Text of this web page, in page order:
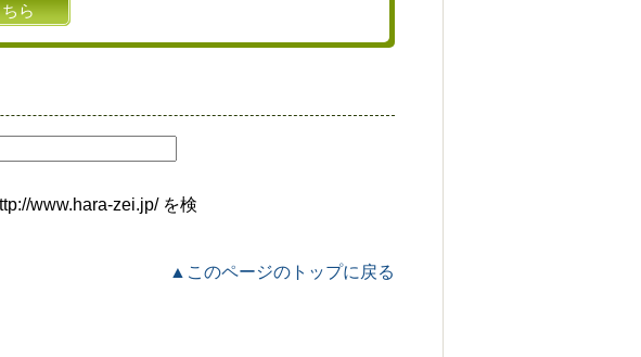
ら
www.hara-zei.jp/ を検
▲このページのトップに戻る